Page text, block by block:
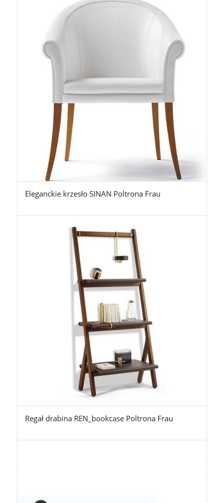
Eleganckie krzesło SINAN Poltrona Frau
Regał drabina REN_bookcase Poltrona Frau